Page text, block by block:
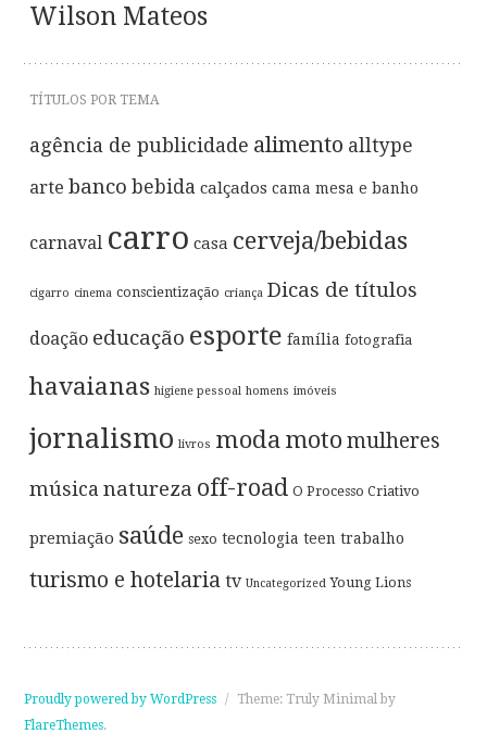
Wilson Mateos
TÍTULOS POR TEMA
agência de publicidade alimento alltype
arte banco bebida calçados cama mesa e banho
carnaval carro casa cerveja/bebidas
cigarro cinema conscientização criança Dicas de títulos
doação educação esporte família fotografia
havaianas higiene pessoal homens imóveis
jornalismo livros moda moto mulheres
música natureza off-road O Processo Criativo
premiação saúde sexo tecnologia teen trabalho
turismo e hotelaria tv Uncategorized Young Lions
Proudly powered by WordPress / Theme: Truly Minimal by
FlareThemes.